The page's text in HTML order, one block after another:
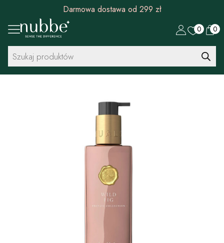
Darmowa dostawa od 299 zł
0 0
Wyszukiwarka
produktów